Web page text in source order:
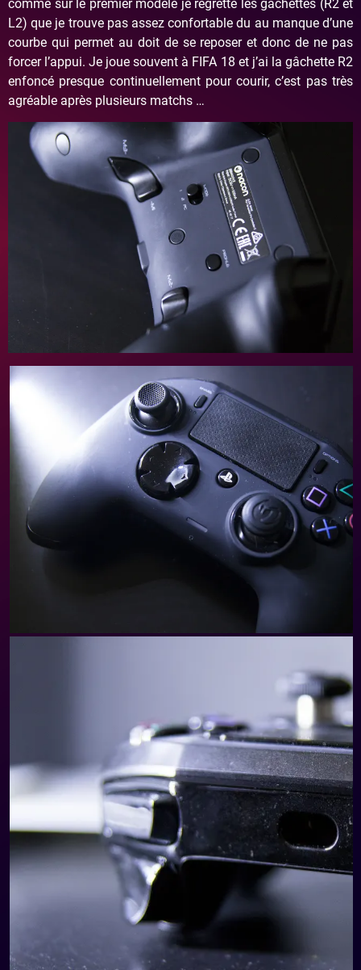
comme sur le premier modèle je regrette les gâchettes (R2 et
L2) que je trouve pas assez confortable du au manque d’une
courbe qui permet au doit de se reposer et donc de ne pas
forcer l’appui. Je joue souvent à FIFA 18 et j’ai la gâchette R2
enfoncé presque continuellement pour courir, c’est pas très
agréable après plusieurs matchs …